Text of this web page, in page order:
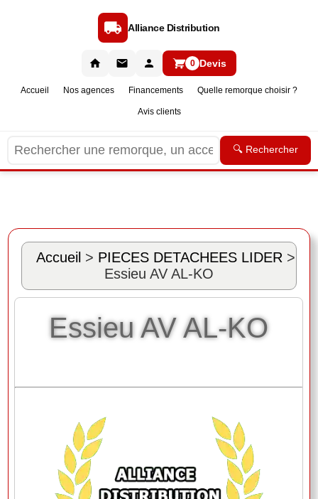
Alliance Distribution
Accueil Nos agences Financements Quelle remorque choisir ?
Avis clients
0 Devis
🔍 Rechercher
Accueil > PIECES DETACHEES LIDER >
Essieu AV AL-KO
Essieu AV AL-KO